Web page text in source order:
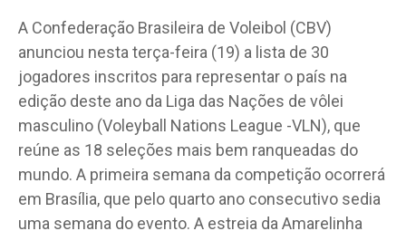
A Confederação Brasileira de Voleibol (CBV)
anunciou nesta terça-feira (19) a lista de 30
jogadores inscritos para representar o país na
edição deste ano da Liga das Nações de vôlei
masculino (Voleyball Nations League -VLN), que
reúne as 18 seleções mais bem ranqueadas do
mundo. A primeira semana da competição ocorrerá
em Brasília, que pelo quarto ano consecutivo sedia
uma semana do evento. A estreia da Amarelinha